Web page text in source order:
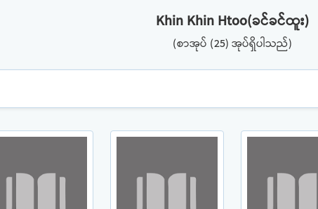
Khin Khin Htoo(ခင်ခင်ထူး)
(စာအုပ် (25) အုပ်ရှိပါသည်)